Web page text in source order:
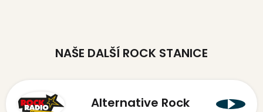
NAŠE DALŠÍ ROCK STANICE
Alternative Rock